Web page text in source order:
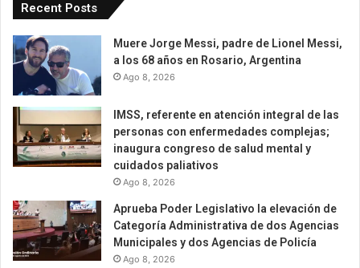
Recent Posts
Muere Jorge Messi, padre de Lionel Messi,
a los 68 años en Rosario, Argentina
Ago 8, 2026
IMSS, referente en atención integral de las
personas con enfermedades complejas;
inaugura congreso de salud mental y
cuidados paliativos
Ago 8, 2026
Aprueba Poder Legislativo la elevación de
Categoría Administrativa de dos Agencias
Municipales y dos Agencias de Policía
Ago 8, 2026